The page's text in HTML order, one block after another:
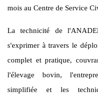
mois au Centre de Service
La technicité de
s'exprimer à travers le
complet et pratique,
l'élevage bovin,
simplifiée et les